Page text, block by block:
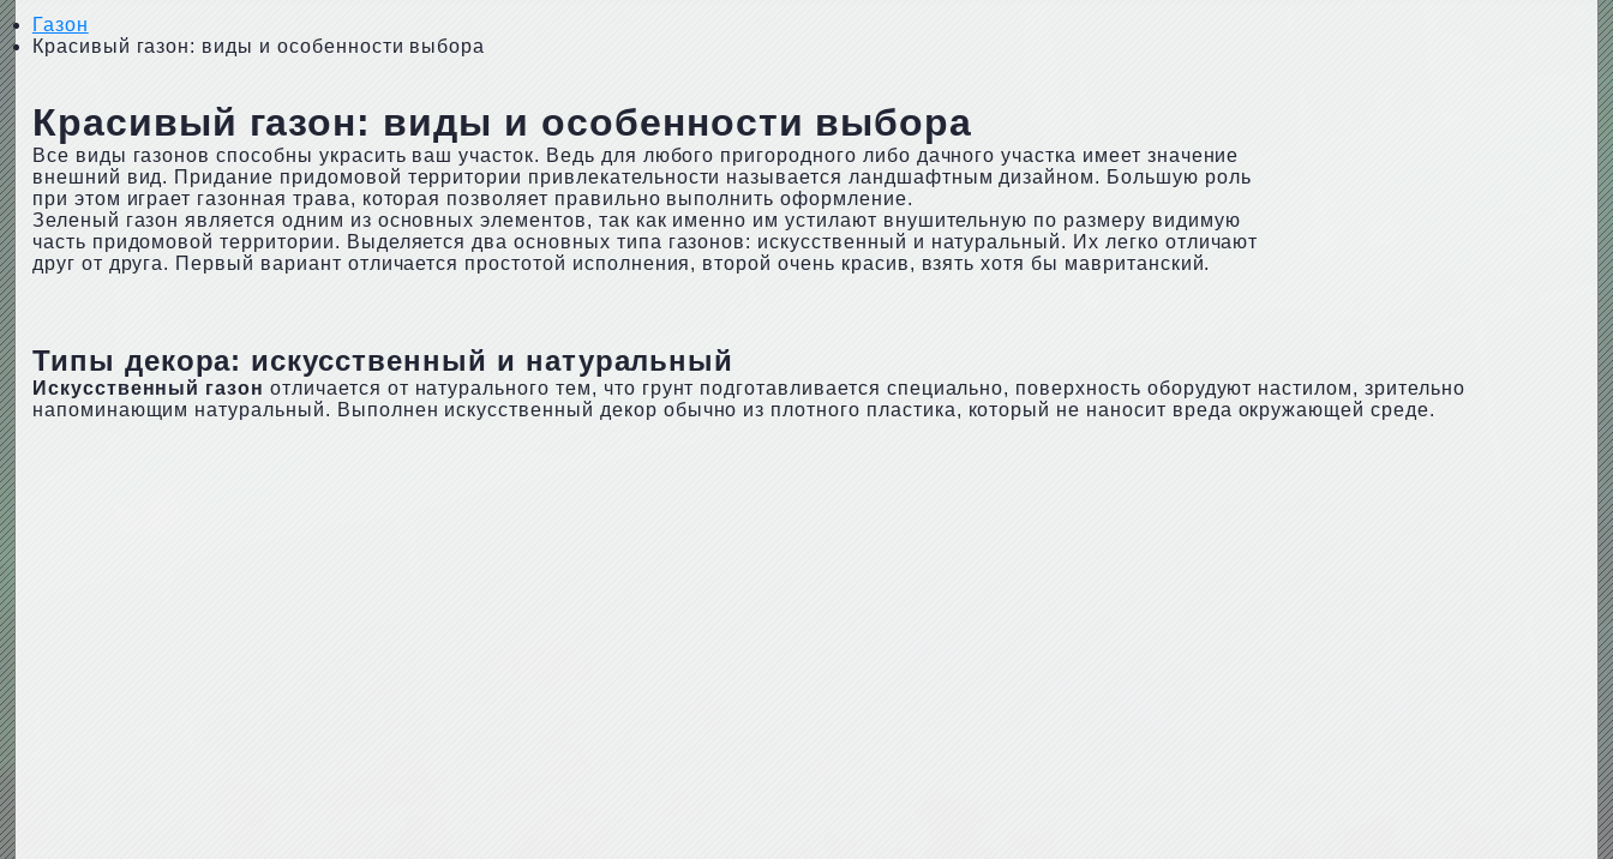
Газон
Красивый газон: виды и особенности выбора
Красивый газон: виды и особенности выбора
Все виды газонов способны украсить ваш участок. Ведь для любого пригородного либо дачного участка имеет значение
внешний вид. Придание придомовой территории привлекательности называется ландшафтным дизайном. Большую роль
при этом играет газонная трава, которая позволяет правильно выполнить оформление.
Зеленый газон является одним из основных элементов, так как именно им устилают внушительную по размеру видимую
часть придомовой территории. Выделяется два основных типа газонов: искусственный и натуральный. Их легко отличают
друг от друга. Первый вариант отличается простотой исполнения, второй очень красив, взять хотя бы мавританский.
Типы декора: искусственный и натуральный
Искусственный газон отличается от натурального тем, что грунт подготавливается специально, поверхность оборудуют настилом, зрительно
напоминающим натуральный. Выполнен искусственный декор обычно из плотного пластика, который не наносит вреда окружающей среде.